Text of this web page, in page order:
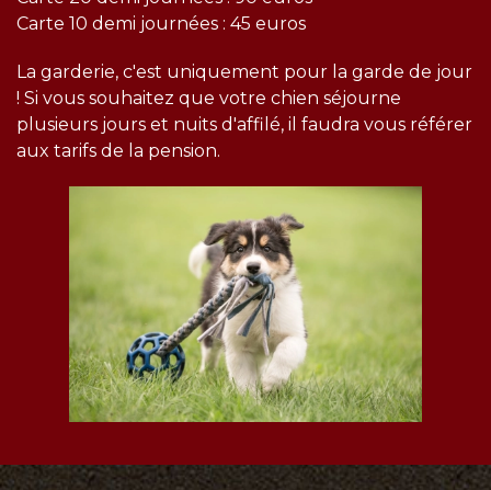
Carte 10 demi journées : 45 euros
La garderie, c'est uniquement pour la garde de jour
! Si vous souhaitez que votre chien séjourne
plusieurs jours et nuits d'affilé, il faudra vous référer
aux tarifs de la pension.